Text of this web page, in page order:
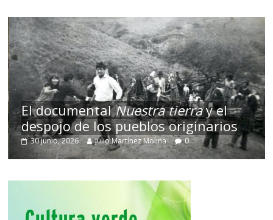
El documentalNuestra tierray el
despojo de los pueblos originarios
30 junio, 2026 Julio Martínez Molina 0